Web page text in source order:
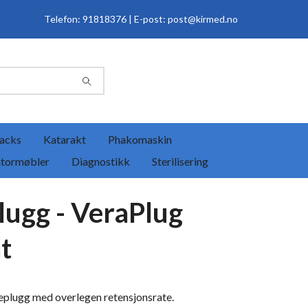
Telefon: 91818376 | E-post: post@kirmed.no
Katarakt
Phakomaskin
Diagnostikk Sterilisering
- VeraPlug
med overlegen retensjonsrate.